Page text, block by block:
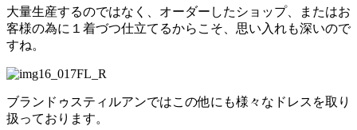
大量生産するのではなく、オーダーしたショップ、またはお
客様の為に１着づつ仕立てるからこそ、思い入れも深いので
すね。
ブランドゥスティルアンではこの他にも様々なドレスを取り
扱っております。